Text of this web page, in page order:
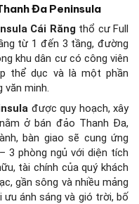
Đa Peninsula
Cái Răngthổ cư Full
từ 1 đến 3 tầng, đường
khu dân cư có công viên
thể dục và là một phần
minh.
được quy hoạch, xây
ở bán đảo Thanh Đa,
bàn giao sẽ cung ứng
3 phòng ngủ với diện tích
tài chính của quý khách
gần sông và nhiều mảng
ánh sáng và gió trời, bố